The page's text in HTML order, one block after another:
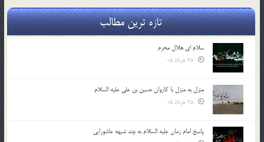
تازه ترین مطالب
سلام ای هلال محرم
منزل به منزل با کاروان حسین بن علی علیه السلام
پاسخ امام زمان علیه السلام به چند شبهه عاشورایی